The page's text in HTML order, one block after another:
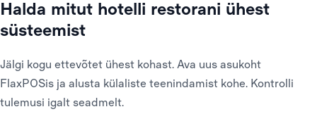
Halda mitut hotelli restorani ühest
süsteemist
Jälgi kogu ettevõtet ühest kohast. Ava uus asukoht
FlaxPOSis ja alusta külaliste teenindamist kohe. Kontrolli
tulemusi igalt seadmelt.